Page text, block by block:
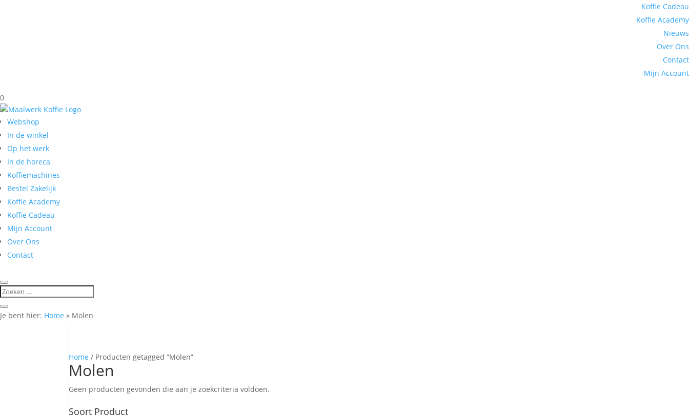
Koffie Cadeau
Koffie Academy
Nieuws
Over Ons
Contact
Mijn Account
0
Webshop
In de winkel
Op het werk
In de horeca
Koffiemachines
Bestel Zakelijk
Koffie Academy
Koffie Cadeau
Mijn Account
Over Ons
Contact
Je bent hier: Home » Molen
Home / Producten getagged “Molen”
Molen
Geen producten gevonden die aan je zoekcriteria voldoen.
Soort Product